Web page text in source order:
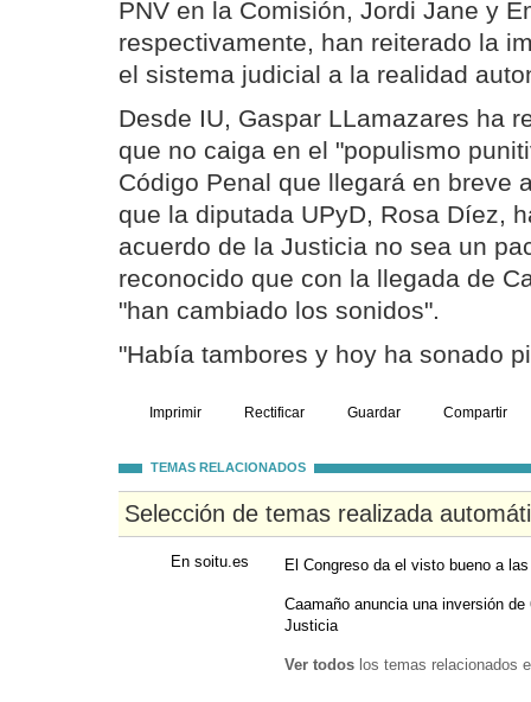
PNV en la Comisión, Jordi Jane y
respectivamente, han reiterado la
el sistema judicial a la realidad
Desde IU, Gaspar LLamazares ha
que no caiga en el "populismo
Código Penal que llegará en breve
que la diputada UPyD, Rosa Díez,
acuerdo de la Justicia no sea un
reconocido que con la llegada de
"han cambiado los sonidos".
"Había tambores y hoy ha sonado
Imprimir Rectificar Guardar Compartir
TEMAS RELACIONADOS
Selección de temas realizada
En soitu.es El Congreso da el visto bueno a
Caamaño anuncia una inversión
Justicia
Ver todos los temas relacionados